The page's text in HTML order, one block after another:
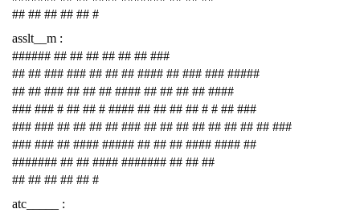
## ## ## ## ## #
asslt__m :
###### ## ## ## ## ## ## ###
## ## ### ### ## ## ## #### ## ### ### #####
## ## ### ## ## ## #### ## ## ## ## ####
### ### # ## ## # #### ## ## ## ## # # ## ###
### ### ## ## ## ## ### ## ## ## ## ## ## ## ## ###
### ### ## #### ##### ## ## ## #### #### ##
####### ## ## #### ####### ## ## ##
## ## ## ## ## #
atc_____ :